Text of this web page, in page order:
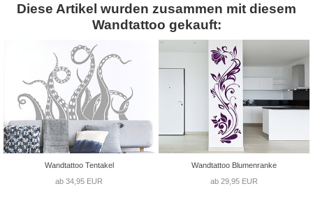
Diese Artikel wurden zusammen mit diesem
Wandtattoo gekauft:
Wandtattoo Tentakel
ab 34,95 EUR
Wandtattoo Blumenranke
ab 29,95 EUR